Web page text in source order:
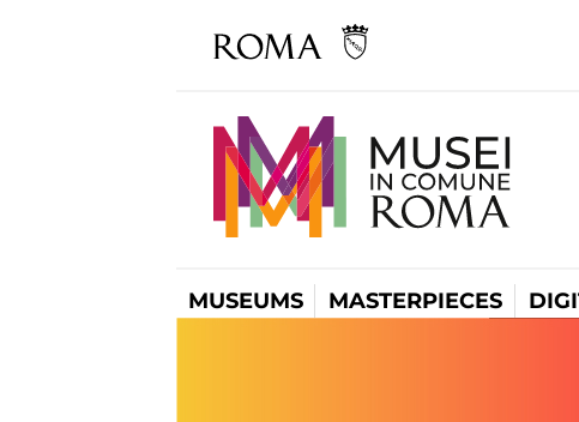
MUSEUMS MASTERPIECES